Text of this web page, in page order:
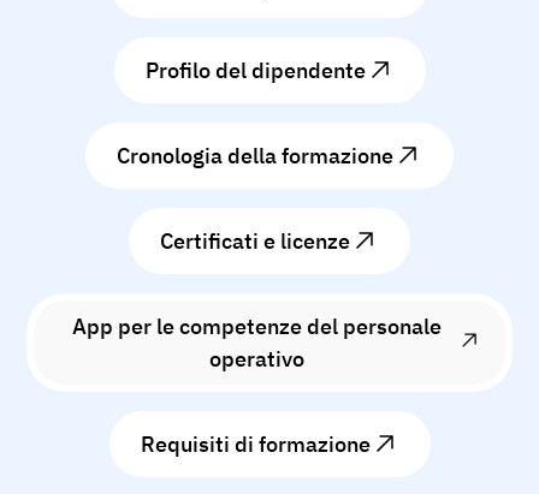
Profilo del dipendente
Cronologia della formazione
Certificati e licenze
App per le competenze del personale
operativo
Requisiti di formazione